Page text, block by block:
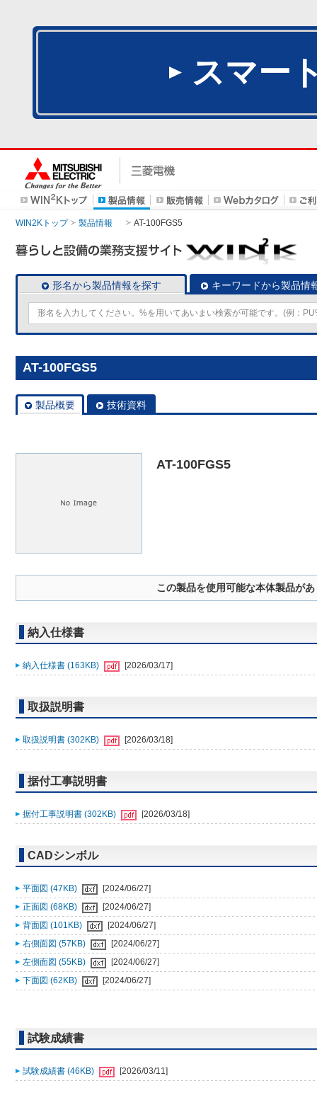
スマー
WIN2Kトップ 製品情報 AT-100FGS5
形名から製品情報を探す キーワードから製品情
AT-100FGS5
製品概要 技術資料
AT-100FGS5
この製品を使用可能な本体製品が
納入仕様書
納入仕様書 (163KB) [2026/03/17]
取扱説明書
取扱説明書 (302KB) [2026/03/18]
据付工事説明書
据付工事説明書 (302KB) [2026/03/18]
CADシンボル
平面図 (47KB)
[2024/06/27]
正面図 (68KB)
[2024/06/27]
背面図 (101KB)
[2024/06/27]
右側面図 (57KB)
[2024/06/27]
左側面図 (55KB)
[2024/06/27]
下面図 (62KB)
[2024/06/27]
試験成績書
試験成績書 (46KB) [2026/03/11]